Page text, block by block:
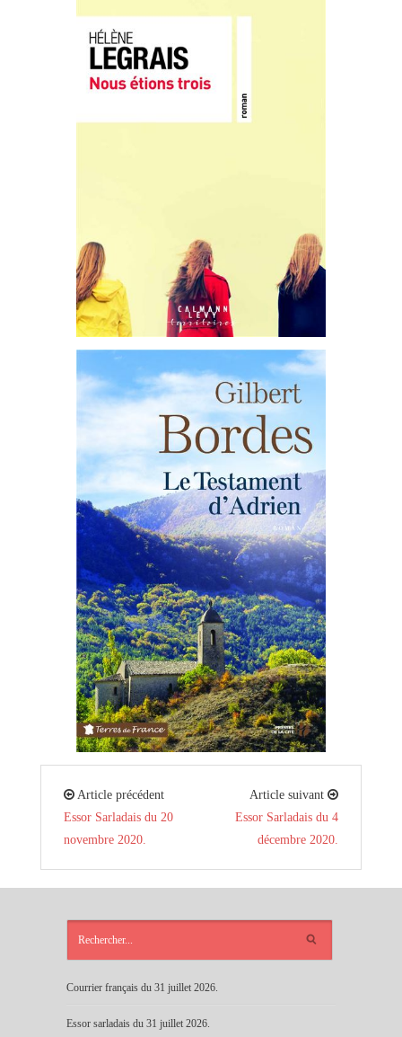
Article précédent
Essor Sarladais du 20
novembre 2020.
Article suivant
Essor Sarladais du 4
décembre 2020.
Courrier français du 31 juillet 2026.
Essor sarladais du 31 juillet 2026.